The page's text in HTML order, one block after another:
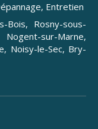
Entretien
Bois, Rosny-sous-
sur-Marne,
Noisy-le-Sec, Bry-